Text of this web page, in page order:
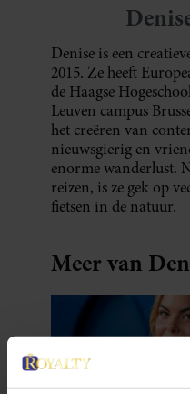
Denise is een
2015. Ze heeft
de Haagse
Leuven campus
het creëren van
nieuwsgierig en
enorme wanderlust.
reizen, is ze gek op
fietsen in de natuur.
Meer van